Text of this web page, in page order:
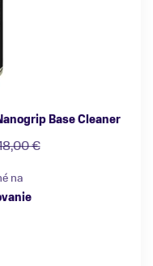
Base Cleaner
€
na